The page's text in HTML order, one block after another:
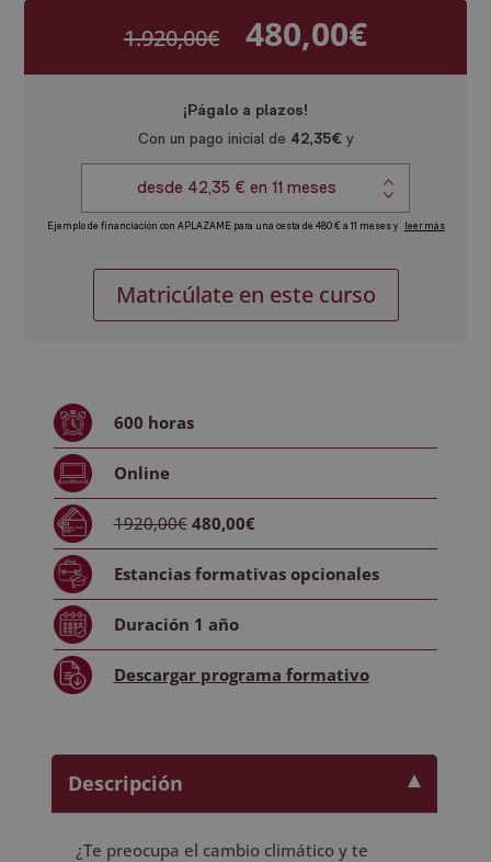
1.920,00€
era:
1.920,00€.
480,00€El
en
Depuración
Control
Emisiones
cantidad
Matricúlate en este curso
600 horas
Online
1920,00€ 480,00€
Estancias formativasopcionales
Duración 1 año
Descargar programa formativo
Descripción
¿Te preocupa el cambio climático y te